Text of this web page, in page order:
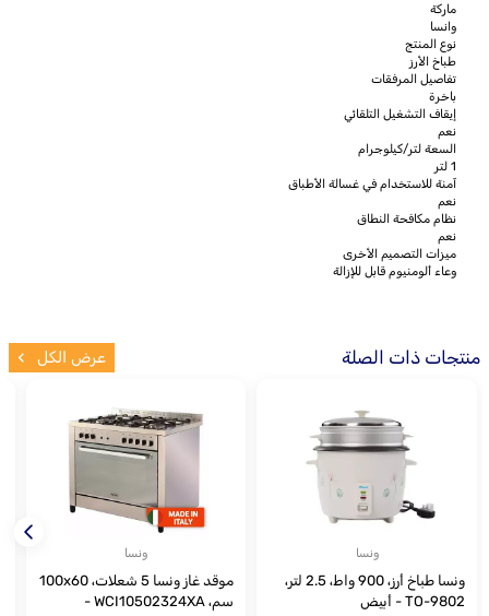
ماركة
وانسا
نوع المنتج
طباخ الأرز
تفاصيل المرفقات
باخرة
إيقاف التشغيل التلقائي
نعم
السعة لتر/كيلوجرام
1 لتر
آمنة للاستخدام في غسالة الأطباق
نعم
نظام مكافحة النطاق
نعم
ميزات التصميم الأخرى
وعاء ألومنيوم قابل للإزالة
منتجات ذات الصلة عرض الكل
ونسا
ونسا طباخ أرز، 900 واط، 2.5 لتر،
TO-9802 - أبيض
ونسا
موقد غاز ونسا 5 شعلات، 100x60
سم، WCI10502324XA -